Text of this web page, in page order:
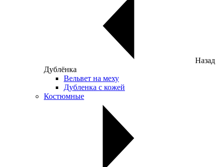
Назад
Дублёнка
Вельвет на меху
Дубленка с кожей
Костюмные